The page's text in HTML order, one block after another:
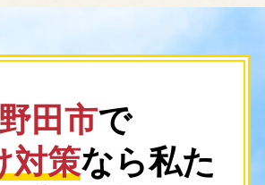
野田市で
対策なら私た